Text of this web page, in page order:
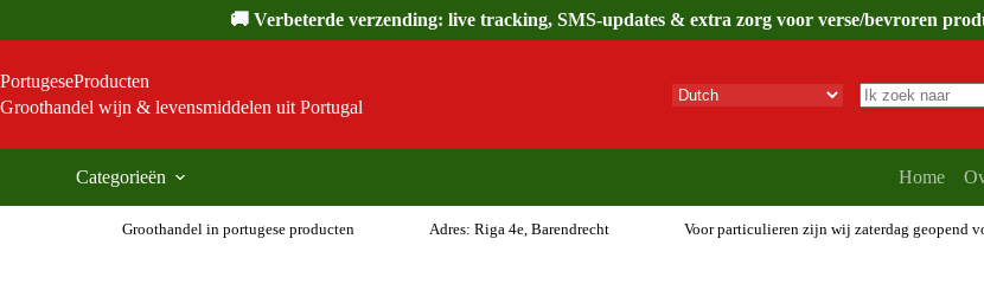
inhoud
🚚 Verbeterde verzending: live tracking, SMS-updates & extra zorg voor verse/bevroren
PortugeseProducten
Groothandel wijn & levensmiddelen uit Portugal
Categorieën Home
Groothandel in portugese producten Adres: Riga 4e, Barendrecht Voor particulieren zijn wij zaterdag geopend